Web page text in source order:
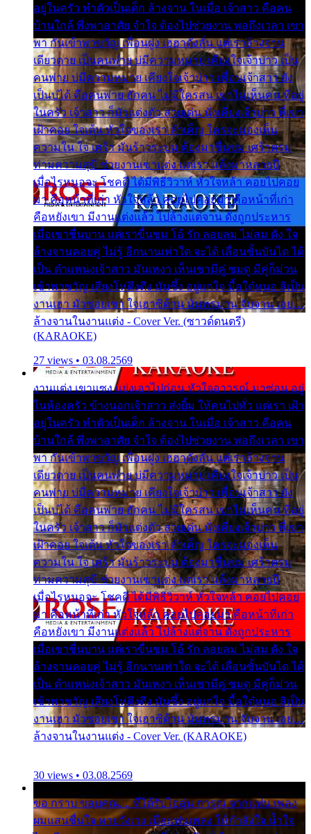
อยู่ในครัว ทำตัวเป็นเด็ก ล้างจาน ในเมื่อ เจ้าสาว คือคน
บ้านใกล้ พึ่งพาอาศัย จำใจ ต้องไปช่วยงาน พอถึงเวลา เขา
พา กันเข้าพาขวัญ เพื่อนฝูง เฮฮาดังลั่น แต่เราล้างจาน
เดียวดาย เป็นคนพ่าย บ่มีความหมาย เคียงใจเจ้าบ่าว เป็น
คนพ่าย บ่มีความหมาย เคียงใจเจ้าบ่าว เพื่อนเจ้าสาว ยัง
เป็นบ่ได้ คือคนพ่าย ฮักคน ไม่มีใครสน เขาไม่เห็นคน ที่อยู่
ในครัว เจ้าสาว ก็มัวแต่งตัว สวยเด่น นั่งเคียงเจ้าบ่าว ที่เขา
เฝ้าคอย ใจเต้น หัวใจของเรา ลำเค็ญ ใครจะมองเห็น
ความใน ใจ เศร้า มันร้าวระบม ต้องมาขื่นขม เศร้าตรม
ท่ามความสุขี ช่วยงานเขาแต่ง แต่เรา แล้งมาหลายปี
เมื่อไรหนอจะ โชคดี ได้มีพิธีวิวาห์ หัวใจหล้า คอยไปคอย
มา คือหน้าที่เก่า หัวใจหล้า คอยไปคอยมา คือหน้าที่เก่า
คือหยังเขา มีงานแต่งแล้ว ไปล้างแต่จาน ดั่งถูกประหาร
เมื่อเขาชื่นบาน แต่เราขื่นขม โอ้ รัก ลอยลม ไม่สม ดัง ใจ
ล้างจานคอยคู่ ไม่รู้ อีกนานเท่าใด จะได้ เลื่อนขั้นบันได ได้
เป็น ตำแหน่งเจ้าสาว มันเหงา เห็นเขามีคู่ ซมดู มีคู่ก็ม่วน
เข้าพาขวัญ เสียงโห่ตึงตึง มันซึ้ง อยู่แก่ใจ มื้อใด๋หนอ สิเป็น
งานเฮา มัวซอยเขา ใจเฮาซิด้าน มันทรมาน จับจาน เอย…
ล้างจานในงานแต่ง - Cover Ver. (ซาวด์ดนตรี)
(KARAOKE)
27 views • 03.08.2569
งานแต่ง เขาแซง แย่งเอาไปก่อน หัวใจอาวรณ์ มาซ่อน อยู่
ในห้องครัว ข้างนอกเจ้าสาว ส่งยิ้ม ให้คนไปทั่ว แต่เรา เฝ้า
อยู่ในครัว ทำตัวเป็นเด็ก ล้างจาน ในเมื่อ เจ้าสาว คือคน
บ้านใกล้ พึ่งพาอาศัย จำใจ ต้องไปช่วยงาน พอถึงเวลา เขา
พา กันเข้าพาขวัญ เพื่อนฝูง เฮฮาดังลั่น แต่เราล้างจาน
เดียวดาย เป็นคนพ่าย บ่มีความหมาย เคียงใจเจ้าบ่าว เป็น
คนพ่าย บ่มีความหมาย เคียงใจเจ้าบ่าว เพื่อนเจ้าสาว ยัง
เป็นบ่ได้ คือคนพ่าย ฮักคน ไม่มีใครสน เขาไม่เห็นคน ที่อยู่
ในครัว เจ้าสาว ก็มัวแต่งตัว สวยเด่น นั่งเคียงเจ้าบ่าว ที่เขา
เฝ้าคอย ใจเต้น หัวใจของเรา ลำเค็ญ ใครจะมองเห็น
ความใน ใจ เศร้า มันร้าวระบม ต้องมาขื่นขม เศร้าตรม
ท่ามความสุขี ช่วยงานเขาแต่ง แต่เรา แล้งมาหลายปี
เมื่อไรหนอจะ โชคดี ได้มีพิธีวิวาห์ หัวใจหล้า คอยไปคอย
มา คือหน้าที่เก่า หัวใจหล้า คอยไปคอยมา คือหน้าที่เก่า
คือหยังเขา มีงานแต่งแล้ว ไปล้างแต่จาน ดั่งถูกประหาร
เมื่อเขาชื่นบาน แต่เราขื่นขม โอ้ รัก ลอยลม ไม่สม ดัง ใจ
ล้างจานคอยคู่ ไม่รู้ อีกนานเท่าใด จะได้ เลื่อนขั้นบันได ได้
เป็น ตำแหน่งเจ้าสาว มันเหงา เห็นเขามีคู่ ซมดู มีคู่ก็ม่วน
เข้าพาขวัญ เสียงโห่ตึงตึง มันซึ้ง อยู่แก่ใจ มื้อใด๋หนอ สิเป็น
งานเฮา มัวซอยเขา ใจเฮาซิด้าน มันทรมาน จับจาน เอย…
ล้างจานในงานแต่ง - Cover Ver. (KARAOKE)
30 views • 03.08.2569
ขอ กราบ ขอบคุณ.... ที่ได้รับไออุ่น การุณ จากแฟน เพลง
ผมแสนชื่นใจ หายวังเวง เมื่อแฟนเพลง ให้กำลังใจ น้ำใจ